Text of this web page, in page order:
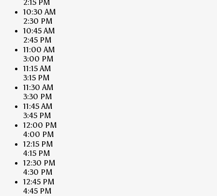
2:15 PM
10:30 AM
2:30 PM
10:45 AM
2:45 PM
11:00 AM
3:00 PM
11:15 AM
3:15 PM
11:30 AM
3:30 PM
11:45 AM
3:45 PM
12:00 PM
4:00 PM
12:15 PM
4:15 PM
12:30 PM
4:30 PM
12:45 PM
4:45 PM